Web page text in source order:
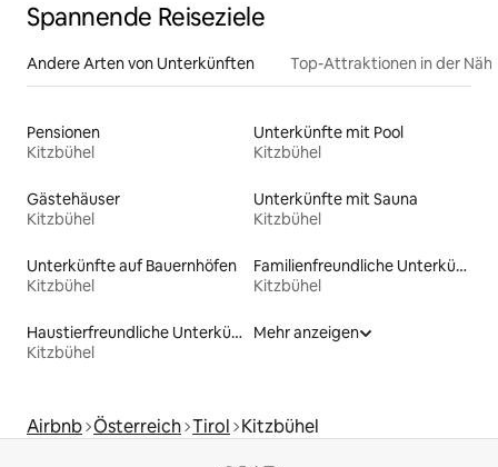
Spannende Reiseziele
Andere Arten von Unterkünften Top-Attraktionen in der
Pensionen
Kitzbühel
Unterkünfte mit Pool
Kitzbühel
Gästehäuser
Kitzbühel
Unterkünfte mit Sauna
Kitzbühel
Unterkünfte auf Bauernhöfen
Kitzbühel
Familienfreundliche Unterkünfte
Kitzbühel
Haustierfreundliche Unterkünfte
Kitzbühel
Mehr anzeigen
Airbnb Österreich Tirol Kitzbühel